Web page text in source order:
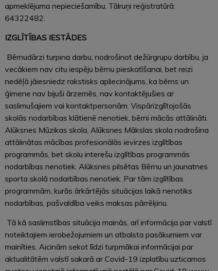
apmeklējuma nepieciešamību. Tālruņi reģistratūrā:
64322482.
IZGLĪTĪBAS IESTĀDES
Bērnudārzi turpina darbu, nodrošinot dežūrgrupu darbību, ja
vecākiem nav citu iespēju bērnu pieskatīšanai, bet reizi
nedēļā jāiesniedz rakstisks apliecinājums, ka bērns un
ģimene nav bijuši ārzemēs, nav kontaktējušies ar
saslimušajiem vai kontaktpersonām. Vispārizglītojošās
skolās nodarbības klātienē nenotiek, bērni mācās attālināti.
Alūksnes Mūzikas skola, Alūksnes Mākslas skola nodrošina
attālinātas mācības profesionālās ievirzes izglītības
programmās, bet skolu interešu izglītības programmās
nodarbības nenotiek. Alūksnes pilsētas Bērnu un jaunatnes
sporta skolā nodarbības nenotiek. Par tām izglītības
programmām, kurās ārkārtējās situācijas laikā nenotiks
nodarbības, pašvaldība veiks maksas pārrēķinu.
Tā kā saslimstības situācija mainās, arī informācija par valstī
noteiktajiem ierobežojumiem un atbalsta pasākumiem var
mainīties. Aicinām sekot līdzi turpmākai informācijai par
aktualitātēm valstī sakarā ar Covid-19 izplatību uzticamos